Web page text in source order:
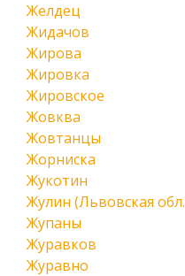
Желдец
Жидачов
Жирова
Жировка
Жировское
Жовква
Жовтанцы
Жорниска
Жукотин
Жулин (Львовская
Жупаны
Журавков
Журавно